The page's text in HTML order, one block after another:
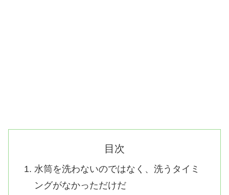
目次
水筒を洗わないのではなく、洗うタイミ
ングがなかっただけだ